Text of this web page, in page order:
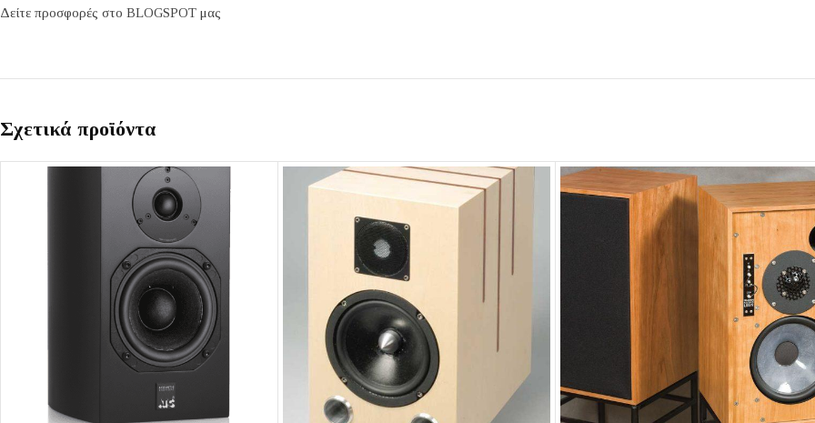
Δείτε προσφορές στο BLOGSPOT μας
Σχετικά προϊόντα